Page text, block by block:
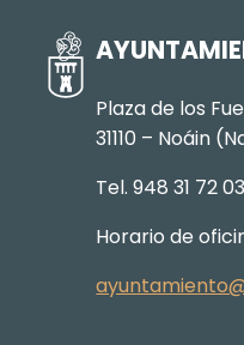
Plaza de los
31110 – Noáin
Tel. 948 31 72 03
Horario de